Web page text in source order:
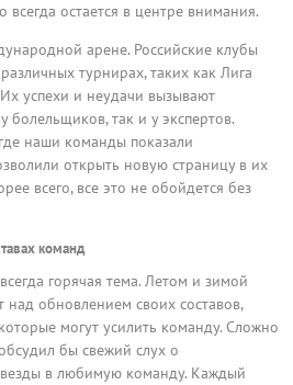
всегда остается в центре внимания.
арене. Российские клубы
турнирах, таких как Лига
успехи и неудачи вызывают
болельщиков, так и у экспертов.
наши команды показали
открыть новую страницу в их
всего, все это не обойдется без
команд
горячая тема. Летом и зимой
обновлением своих составов,
могут усилить команду. Сложно
бы свежий слух о
в любимую команду. Каждый